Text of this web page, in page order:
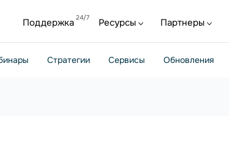
Поддержка Ресурсы Партнеры
Стратегии Сервисы Обновления